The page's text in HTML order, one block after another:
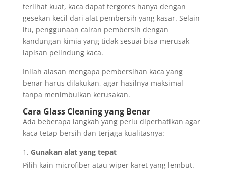
terlihat kuat, kaca dapat tergores hanya dengan
gesekan kecil dari alat pembersih yang kasar. Selain
itu, penggunaan cairan pembersih dengan
kandungan kimia yang tidak sesuai bisa merusak
lapisan pelindung kaca.
Inilah alasan mengapa pembersihan kaca yang
benar harus dilakukan, agar hasilnya maksimal
tanpa menimbulkan kerusakan.
Cara Glass Cleaning yang Benar
Ada beberapa langkah yang perlu diperhatikan agar
kaca tetap bersih dan terjaga kualitasnya:
Gunakan alat yang tepat
Pilih kain microfiber atau wiper karet yang lembut.